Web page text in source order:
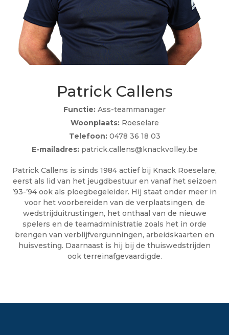
Patrick Callens
Functie: Ass-teammanager
Woonplaats:Roeselare
Telefoon:0478 36 18 03
E-mailadres:patrick.callens@knackvolley.be
Patrick Callens is sinds 1984 actief bij Knack Roeselare,
eerst als lid van het jeugdbestuur en vanaf het seizoen
’93-’94 ook als ploegbegeleider. Hij staat onder meer in
voor het voorbereiden van de verplaatsingen, de
wedstrijduitrustingen, het onthaal van de nieuwe
spelers en de teamadministratie zoals het in orde
brengen van verblijfvergunningen, arbeidskaarten en
huisvesting. Daarnaast is hij bij de thuiswedstrijden
ook terreinafgevaardigde.